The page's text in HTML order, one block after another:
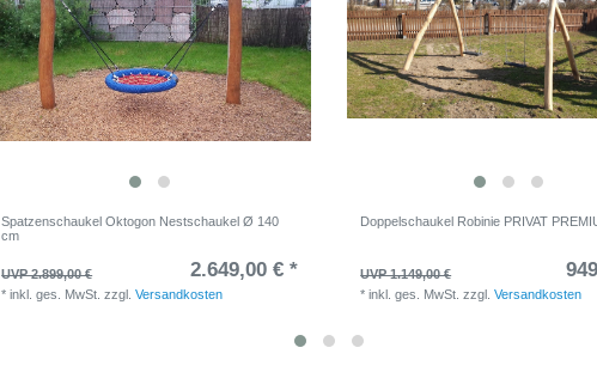
Spatzenschaukel Oktogon Nestschaukel Ø 140
cm
UVP 2.899,00 € 2.649,00 € *
*inkl. ges. MwSt. zzgl.Versandkosten
Doppelschaukel Robinie PRIVAT
UVP 1.149,00 €
*inkl. ges. MwSt. zzgl.Versandkosten